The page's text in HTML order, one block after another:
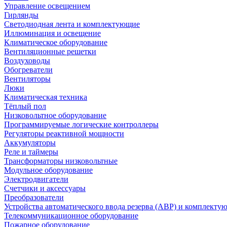
Управление освещением
Гирлянды
Светодиодная лента и комплектующие
Иллюминация и освещение
Климатическое оборудование
Вентиляционные решетки
Воздуховоды
Обогреватели
Вентиляторы
Люки
Климатическая техника
Тёплый пол
Низковольтное оборудование
Программируемые логические контроллеры
Регуляторы реактивной мощности
Аккумуляторы
Реле и таймеры
Трансформаторы низковольтные
Модульное оборудование
Электродвигатели
Счетчики и аксессуары
Преобразователи
Устройства автоматического ввода резерва (АВР) и
Телекоммуникационное оборудование
Пожарное оборудование